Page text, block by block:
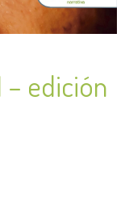
– edición